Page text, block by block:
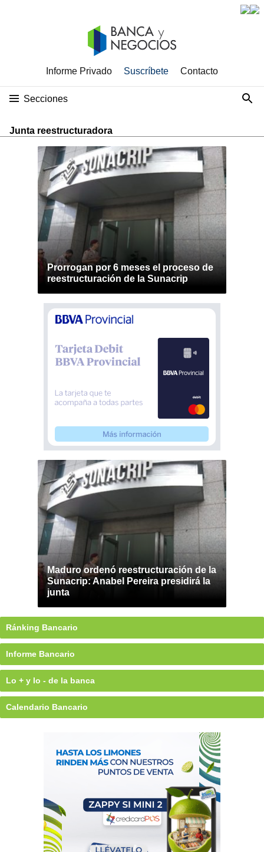
Informe Privado Suscríbete Contacto
Secciones
Junta reestructuradora
Prorrogan por 6 meses el proceso de
reestructuración de la Sunacrip
Maduro ordenó reestructuración de la
Sunacrip: Anabel Pereira presidirá la
junta
Ránking Bancario
Informe Bancario
Lo + y lo - de la banca
Calendario Bancario